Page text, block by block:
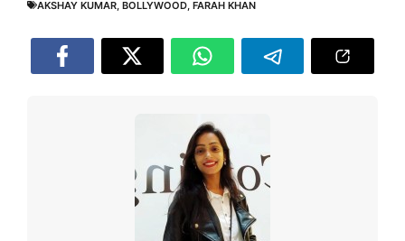
AKSHAY KUMAR BOLLYWOOD FARAH KHAN